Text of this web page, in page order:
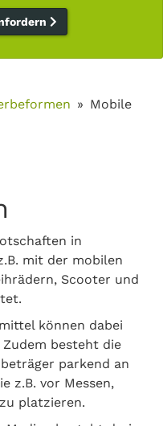
Mobile
in
mit der mobilen
Scooter und
können dabei
besteht die
parkend an
z.B. vor Messen,
platzieren.